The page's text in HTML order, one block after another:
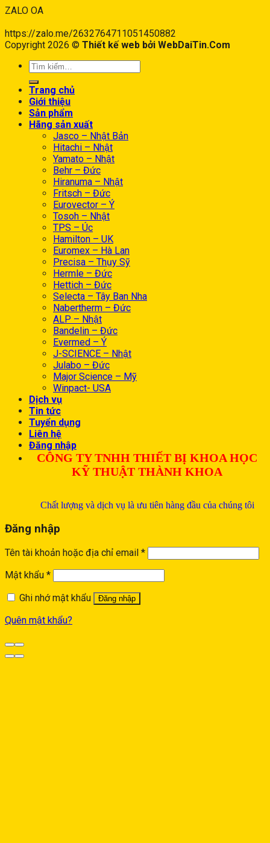
ZALO OA
https://zalo.me/2632764711051450882
Copyright 2026 © Thiết kế web bởi WebDaiTin.Com
Trang chủ
Giới thiệu
Sản phẩm
Hãng sản xuất
Jasco – Nhật Bản
Hitachi – Nhật
Yamato – Nhật
Behr – Đức
Hiranuma – Nhật
Fritsch – Đức
Eurovector – Ý
Tosoh – Nhật
TPS – Úc
Hamilton – UK
Euromex – Hà Lan
Precisa – Thụy Sỹ
Hermle – Đức
Hettich – Đức
Selecta – Tây Ban Nha
Nabertherm – Đức
ALP – Nhật
Bandelin – Đức
Evermed – Ý
J-SCIENCE – Nhật
Julabo – Đức
Major Science – Mỹ
Winpact- USA
Dịch vụ
Tin tức
Tuyển dụng
Liên hệ
Đăng nhập
CÔNG TY TNHH THIẾT BỊ KHOA HỌC
KỸ THUẬT THÀNH KHOA
Chất lượng và dịch vụ là ưu tiên hàng đầu của chúng tôi
Đăng nhập
Tên tài khoản hoặc địa chỉ email *
Mật khẩu *
Ghi nhớ mật khẩu
Đăng nhập
Quên mật khẩu?